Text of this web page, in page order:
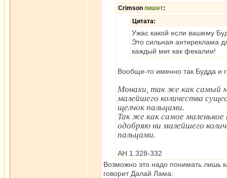
Crimson пишет:
Цитата:
Ужас какой если вашему
Это сильная антиреклама
каждый миг как фекалии!
Вообще-то именно так Будда и
Монахи, так же как самый
малейшего количества
щелчок пальцами.
Так же как самое
одобряю ни малейшего
пальцами.
АН 1.328-332
Возможно это надо понимать лишь
говорит Далай Лама: